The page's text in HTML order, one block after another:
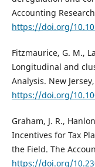
Accounting
https://doi.org/
Fitzmaurice, G. M.,
Longitudinal and
Analysis. New
https://doi.org/
Graham, J. R.,
Incentives for Tax
the Field. The
https://doi.org/